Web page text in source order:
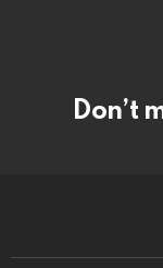
Don’t